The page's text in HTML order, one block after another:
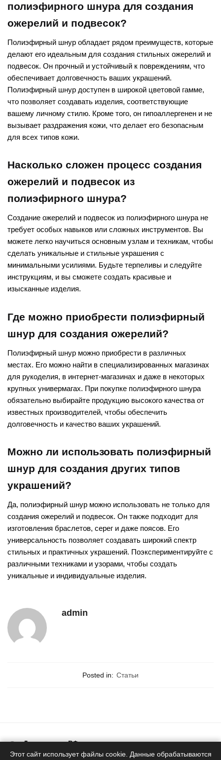
полиэфирного шнура для создания
ожерелий и подвесок?
Полиэфирный шнур обладает рядом преимуществ, которые
делают его идеальным для создания стильных ожерелий и
подвесок. Он прочный и устойчивый к повреждениям, что
обеспечивает долговечность ваших украшений.
Полиэфирный шнур доступен в широкой цветовой гамме,
что позволяет создавать изделия, соответствующие
вашему личному стилю. Кроме того, он гипоаллергенен и не
вызывает раздражения кожи, что делает его безопасным
для всех типов кожи.
Насколько сложен процесс создания
ожерелий и подвесок из
полиэфирного шнура?
Создание ожерелий и подвесок из полиэфирного шнура не
требует особых навыков или сложных инструментов. Вы
можете легко научиться основным узлам и техникам, чтобы
сделать уникальные и стильные украшения с
минимальными усилиями. Будьте терпеливы и следуйте
инструкциям, и вы сможете создать красивые и
изысканные изделия.
Где можно приобрести полиэфирный
шнур для создания ожерелий?
Полиэфирный шнур можно приобрести в различных
местах. Его можно найти в специализированных магазинах
для рукоделия, в интернет-магазинах и даже в некоторых
крупных универмагах. При покупке полиэфирного шнура
обязательно выбирайте продукцию высокого качества от
известных производителей, чтобы обеспечить
долговечность и качество ваших украшений.
Можно ли использовать полиэфирный
шнур для создания других типов
украшений?
Да, полиэфирный шнур можно использовать не только для
создания ожерелий и подвесок. Он также подходит для
изготовления браслетов, серег и даже поясов. Его
универсальность позволяет создавать широкий спектр
стильных и практичных украшений. Поэкспериментируйте с
различными техниками и узорами, чтобы создать
уникальные и индивидуальные изделия.
admin
Posted in: Статьи
Доставка по РФ
Белоруское качество
Этот сайт использует файлы cookie. Данные обрабатываются